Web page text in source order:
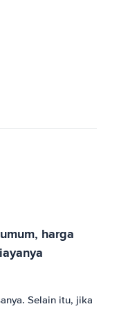
harga
Selain itu, jika